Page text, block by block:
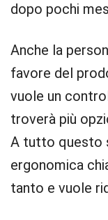
dopo pochi
Anche la
favore del
vuole un
troverà più
A tutto questo
ergonomica
tanto e vuole